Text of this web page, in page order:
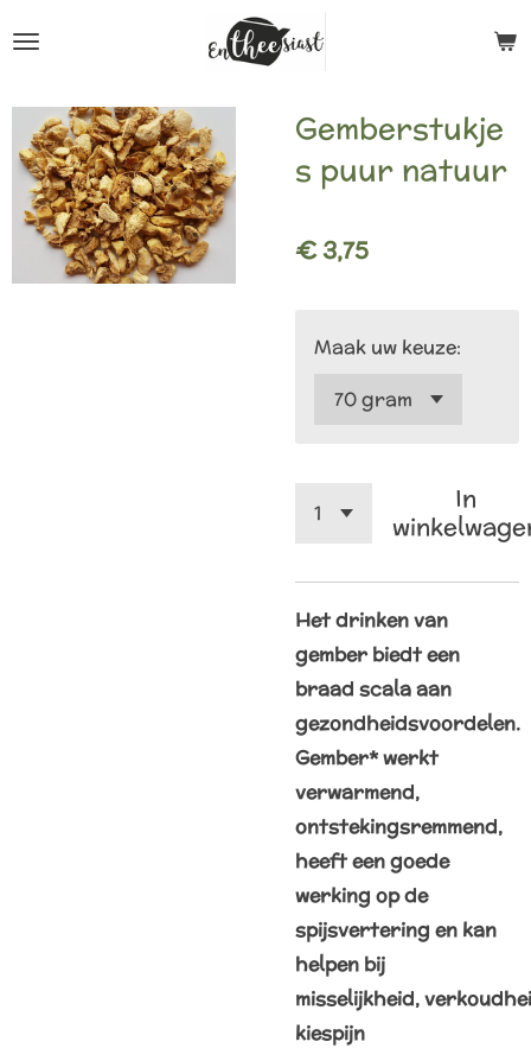
de
hoofdinhoud
Gemberstukje
s puur natuur
€ 3,75
Maak uw keuze:
In
Het drinken van
gember biedt een
braad scala aan
gezondheidsvoordelen.
Gember* werkt
verwarmend,
ontstekingsremmend,
heeft een goede
werking op de
spijsvertering en kan
helpen bij
misselijkheid,
kiespijn